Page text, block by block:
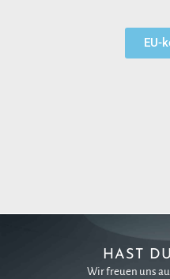
EU-
HAST
Wir freuen uns